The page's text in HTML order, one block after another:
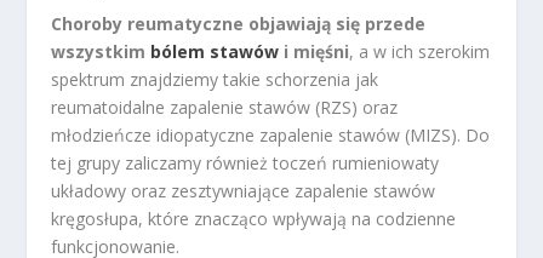
Choroby reumatyczne objawiają się przede
wszystkim bólem stawów i mięśni, a w ich szerokim
spektrum znajdziemy takie schorzenia jak
reumatoidalne zapalenie stawów (RZS) oraz
młodzieńcze idiopatyczne zapalenie stawów (MIZS). Do
tej grupy zaliczamy również toczeń rumieniowaty
układowy oraz zesztywniające zapalenie stawów
kręgosłupa, które znacząco wpływają na codzienne
funkcjonowanie.